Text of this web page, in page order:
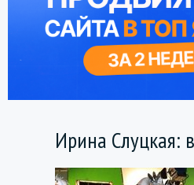
Ирина Слуцкая: